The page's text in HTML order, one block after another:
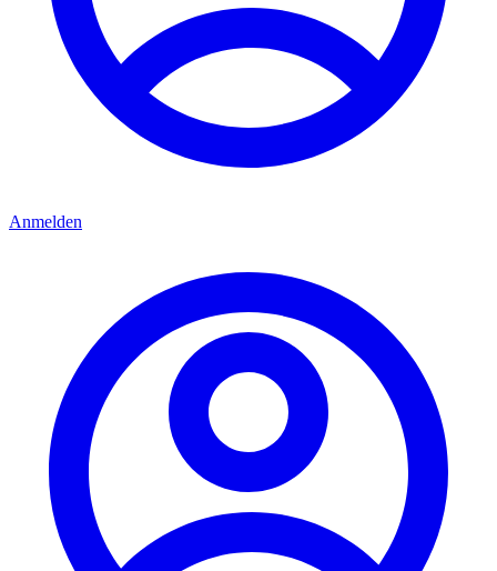
Anmelden